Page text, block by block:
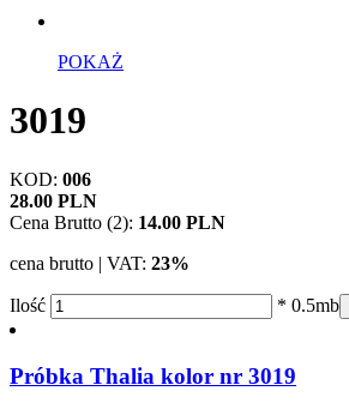
POKAŻ
3019
KOD: 006
28.00 PLN
Cena Brutto (2): 14.00 PLN
cena brutto | VAT: 23%
Ilość * 0.5mb
Próbka Thalia kolor nr 3019